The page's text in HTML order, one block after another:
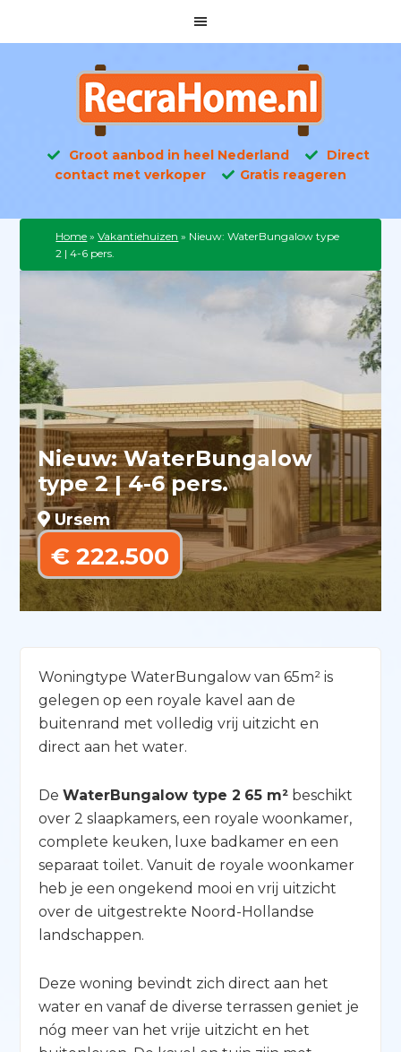
Groot aanbod in heel Nederland
Direct
contact met verkoper
Gratis reageren
Home »Vakantiehuizen » Nieuw: WaterBungalow type
2 | 4-6 pers.
Nieuw: WaterBungalow
type 2 | 4-6 pers.
Ursem
€ 222.500
Woningtype WaterBungalow van 65m² is
gelegen op een royale kavel aan de
buitenrand met volledig vrij uitzicht en
direct aan het water.
DeWaterBungalow type 2 65 m² beschikt
over 2 slaapkamers, een royale woonkamer,
complete keuken, luxe badkamer en een
separaat toilet. Vanuit de royale woonkamer
heb je een ongekend mooi en vrij uitzicht
over de uitgestrekte Noord-Hollandse
landschappen.
Deze woning bevindt zich direct aan het
water en vanaf de diverse terrassen geniet je
nóg meer van het vrije uitzicht en het